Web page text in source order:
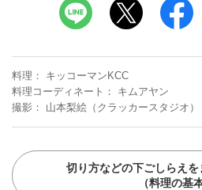
料理
キッコーマンKCC
料理コーディネート
キムアヤン
撮影
山本梨絵（クラッカースタジオ）
切り方などの下ごしらえを
（料理の基本